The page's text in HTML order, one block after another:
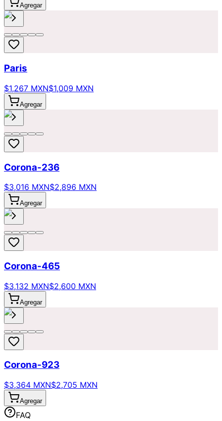
Agregar
Paris
$1,267 MXN$1,009 MXN
Agregar
Corona-236
$3,016 MXN$2,896 MXN
Agregar
Corona-465
$3,132 MXN$2,600 MXN
Agregar
Corona-923
$3,364 MXN$2,705 MXN
Agregar
FAQ